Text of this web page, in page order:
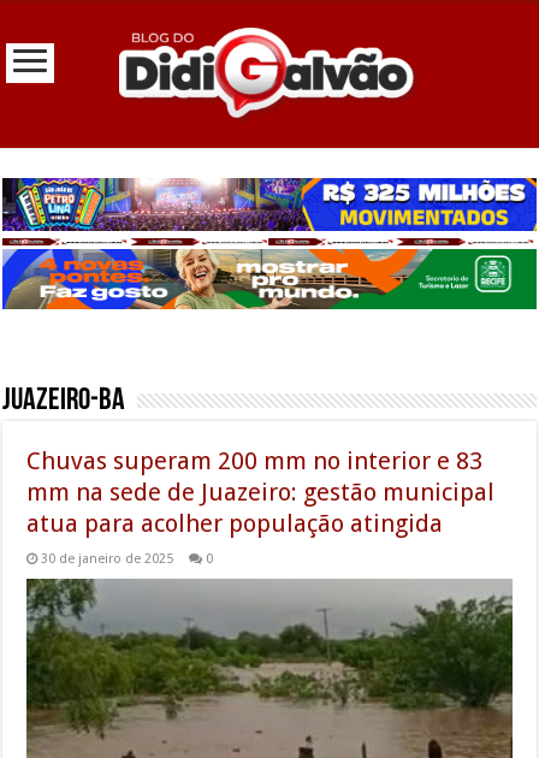
Juazeiro-BA
Chuvas superam 200 mm no interior e 83
mm na sede de Juazeiro: gestão municipal
atua para acolher população atingida
30 de janeiro de 2025 0